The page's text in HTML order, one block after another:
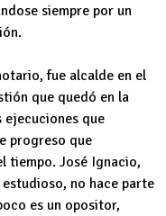
siempre por un
fue alcalde en el
que quedó en la
que
progreso que
tiempo. José Ignacio,
no hace parte
es un opositor,